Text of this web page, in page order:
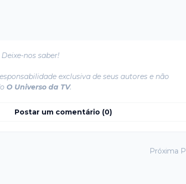
nos saber!
exclusiva de seus autores e não
O Universo da TV.
Postar um comentário (0)
Próxima